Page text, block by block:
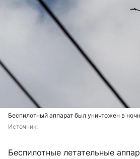
Беспилотный аппарат был уничтожен в
Источник:
Беспилотные летательные